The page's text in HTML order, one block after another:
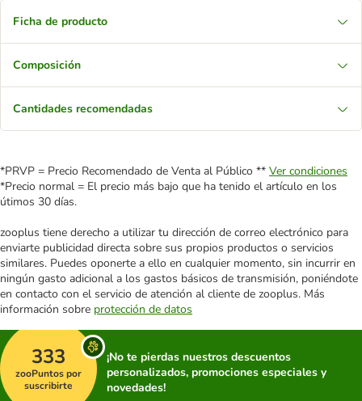
Ficha de producto
Composición
Cantidades recomendadas
*PRVP = Precio Recomendado de Venta al Público ** Ver condiciones
*Precio normal = El precio más bajo que ha tenido el artículo en los
útimos 30 días.
zooplus tiene derecho a utilizar tu dirección de correo electrónico para
enviarte publicidad directa sobre sus propios productos o servicios
similares. Puedes oponerte a ello en cualquier momento, sin incurrir en
ningún gasto adicional a los gastos básicos de transmisión, poniéndote
en contacto con el servicio de atención al cliente de zooplus. Más
información sobre protección de datos
333
zooPuntos por
suscribirte
¡No te pierdas nuestros descuentos
personalizados, promociones especiales y
novedades!